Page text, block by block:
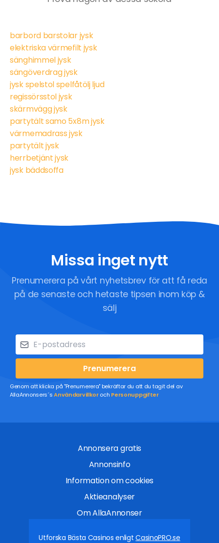
barbord barstolar jysk
elektriska värmefilt jysk
sänghimmel jysk
sängöverdrag jysk
jysk spelstol spelfåtölj ljud
regissörsstol jysk
skärmvägg jysk
partytält samo 5x8m jysk
värmemadrass jysk
partytält jysk
herrbetjänt jysk
jysk bäddsoffa
Missa inget nytt
Prenumerera på vårt nyhetsbrev för att få reda
på de senaste och hetaste tipsen inom köp &
sälj
Prenumerera
Genom att klicka på "Prenumerera" bekräftar du att du tagit del av
AllaAnnonsers´sAnvändarvillkoroch Personuppgifter
Annonsera gratis
Annonsinfo
Information om cookies
Aktieanalyser
Om AllaAnnonser
Utforska Bästa Casinos enligtCasinoPRO.se